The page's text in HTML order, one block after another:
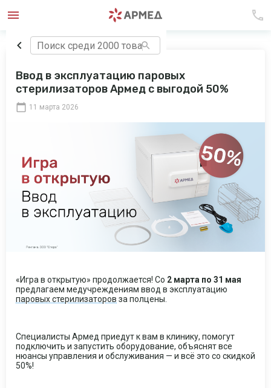
Ввод в эксплуатацию паровых
стерилизаторов Армед с выгодой 50%
11 марта 2026
«Игра в открытую» продолжается! Со 2 марта по 31 мая
предлагаем медучреждениям ввод в эксплуатацию
паровых стерилизаторов за полцены.
Специалисты Армед приедут к вам в клинику, помогут
подключить и запустить оборудование, объяснят все
нюансы управления и обслуживания — и всё это со скидкой
50%!